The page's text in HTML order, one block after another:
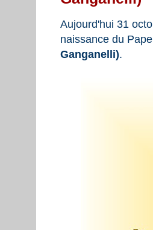
Aujourd'hui 31
naissance du Pape
Ganganelli).